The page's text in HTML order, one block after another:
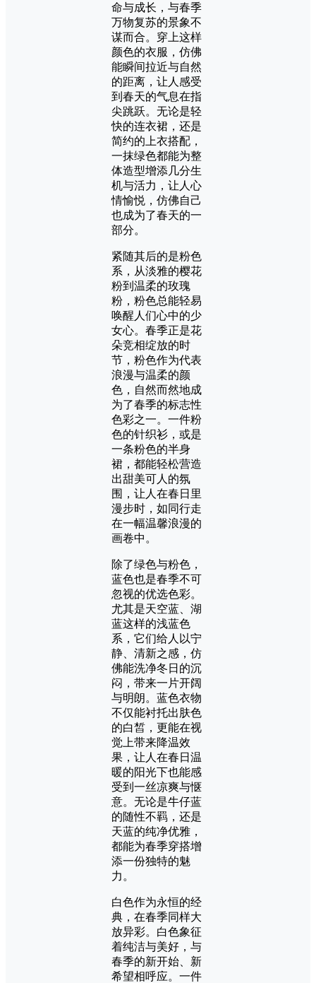
命与成长，与春季
万物复苏的景象不
谋而合。穿上这样
颜色的衣服，仿佛
能瞬间拉近与自然
的距离，让人感受
到春天的气息在指
尖跳跃。无论是轻
快的连衣裙，还是
简约的上衣搭配，
一抹绿色都能为整
体造型增添几分生
机与活力，让人心
情愉悦，仿佛自己
也成为了春天的一
部分。
紧随其后的是粉色
系，从淡雅的樱花
粉到温柔的玫瑰
粉，粉色总能轻易
唤醒人们心中的少
女心。春季正是花
朵竞相绽放的时
节，粉色作为代表
浪漫与温柔的颜
色，自然而然地成
为了春季的标志性
色彩之一。一件粉
色的针织衫，或是
一条粉色的半身
裙，都能轻松营造
出甜美可人的氛
围，让人在春日里
漫步时，如同行走
在一幅温馨浪漫的
画卷中。
除了绿色与粉色，
蓝色也是春季不可
忽视的优选色彩。
尤其是天空蓝、湖
蓝这样的浅蓝色
系，它们给人以宁
静、清新之感，仿
佛能洗净冬日的沉
闷，带来一片开阔
与明朗。蓝色衣物
不仅能衬托出肤色
的白皙，更能在视
觉上带来降温效
果，让人在春日温
暖的阳光下也能感
受到一丝凉爽与惬
意。无论是牛仔蓝
的随性不羁，还是
天蓝的纯净优雅，
都能为春季穿搭增
添一份独特的魅
力。
白色作为永恒的经
典，在春季同样大
放异彩。白色象征
着纯洁与美好，与
春季的新开始、新
希望相呼应。一件